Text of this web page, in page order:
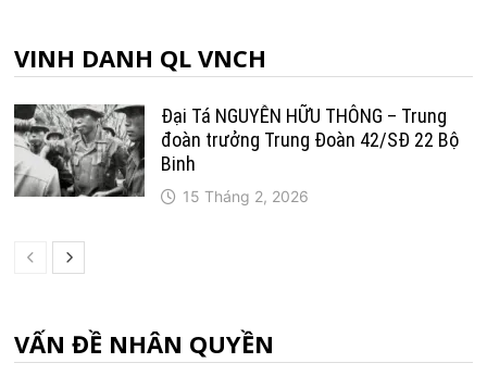
VINH DANH QL VNCH
Đại Tá NGUYỄN HỮU THÔNG – Trung
đoàn trưởng Trung Ðoàn 42/SÐ 22 Bộ
Binh
15 Tháng 2, 2026
VẤN ĐỀ NHÂN QUYỀN